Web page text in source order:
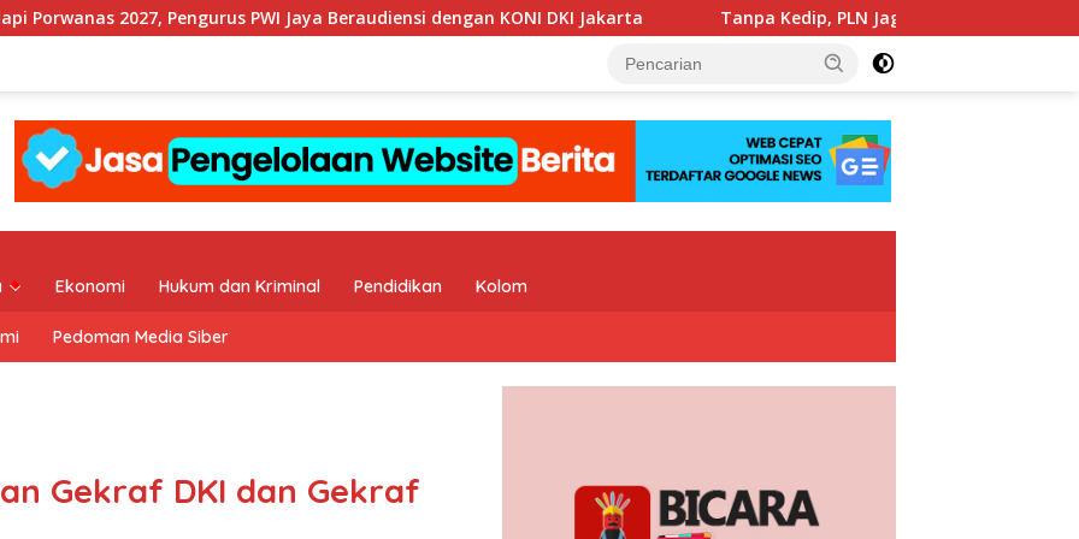
PWI Jaya Beraudiensi dengan KONI DKI Jakarta Tanpa Kedip, PLN Jaga Keandalan Listrik Zikir dan Doa
Ekonomi Hukum dan Kriminal Pendidikan Kolom
Pedoman Media Siber
Gekraf DKI dan Gekraf